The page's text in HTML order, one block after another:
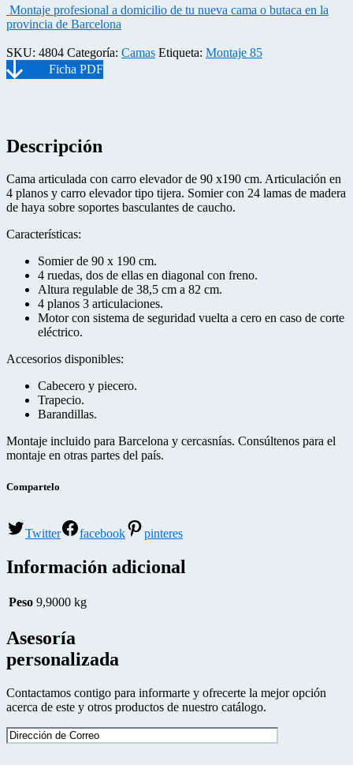
Montaje profesional a domicilio de tu nueva cama o butaca en la
provincia de Barcelona
SKU: 4804 Categoría: Camas Etiqueta: Montaje 85
Descripción
Cama articulada con carro elevador de 90 x190 cm. Articulación en
4 planos y carro elevador tipo tijera. Somier con 24 lamas de madera
de haya sobre soportes basculantes de caucho.
Características:
Somier de 90 x 190 cm.
4 ruedas, dos de ellas en diagonal con freno.
Altura regulable de 38,5 cm a 82 cm.
4 planos 3 articulaciones.
Motor con sistema de seguridad vuelta a cero en caso de corte
eléctrico.
Accesorios disponibles:
Cabecero y piecero.
Trapecio.
Barandillas.
Montaje incluido para Barcelona y cercasnías. Consúltenos para el
montaje en otras partes del país.
Compartelo
Twitter facebook pinteres
Información adicional
Peso 9,9000 kg
Asesoría
personalizada
Contactamos contigo para informarte y ofrecerte la mejor opción
acerca de este y otros productos de nuestro catálogo.